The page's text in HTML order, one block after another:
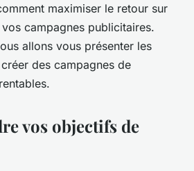
maximiser le retour sur
campagnes publicitaires.
allons vous présenter les
des campagnes de
vos objectifs de